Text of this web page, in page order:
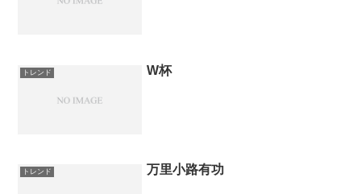
トレンド W杯
トレンド 万里小路有功